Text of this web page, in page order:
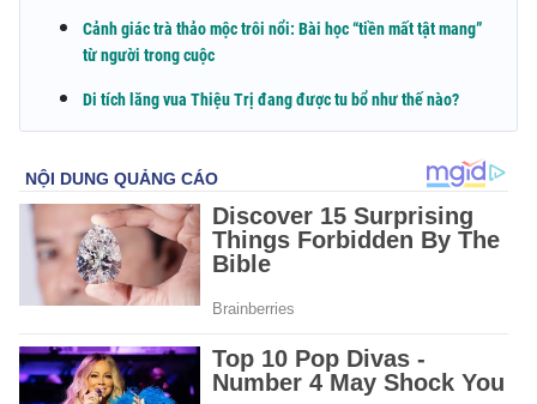
Cảnh giác trà thảo mộc trôi nổi: Bài học “tiền mất tật mang”
từ người trong cuộc
Di tích lăng vua Thiệu Trị đang được tu bổ như thế nào?